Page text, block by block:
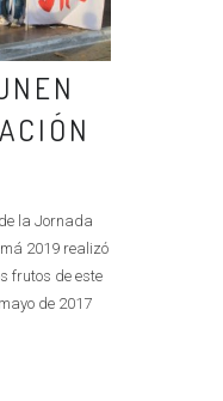
la Jornada
2019 realizó
frutos de este
de 2017